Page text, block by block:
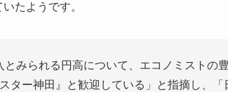
たようです。
とみられる円高について、エコノミストの
ター神田』と歓迎している」と指摘し、